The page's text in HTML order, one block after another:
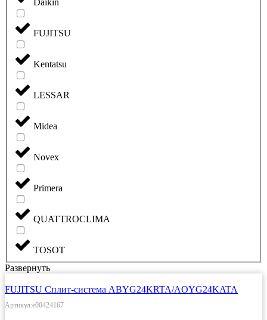
Daikin
FUJITSU
Kentatsu
LESSAR
Midea
Novex
Primera
QUATTROCLIMA
TOSOT
Развернуть
FUJITSU Сплит-система ABYG24KRTA/AOYG24KATA
Артикул:e00424167